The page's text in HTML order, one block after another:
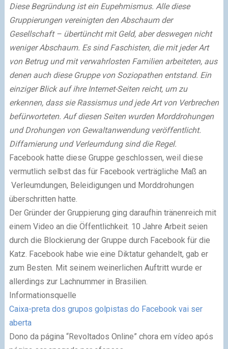
Diese Begründung ist ein Eupehmismus. Alle diese
Gruppierungen vereinigten den Abschaum der
Gesellschaft – übertüncht mit Geld, aber deswegen nicht
weniger Abschaum. Es sind Faschisten, die mit jeder Art
von Betrug und mit verwahrlosten Familien arbeiteten, aus
denen auch diese Gruppe von Soziopathen entstand. Ein
einziger Blick auf ihre Internet-Seiten reicht, um zu
erkennen, dass sie Rassismus und jede Art von Verbrechen
befürworteten. Auf diesen Seiten wurden Morddrohungen
und Drohungen von Gewaltanwendung veröffentlicht.
Diffamierung und Verleumdung sind die Regel.
Facebook hatte diese Gruppe geschlossen, weil diese
vermutlich selbst das für Facebook verträgliche Maß an
Verleumdungen, Beleidigungen und Morddrohungen
überschritten hatte.
Der Gründer der Gruppierung ging daraufhin tränenreich mit
einem Video an die Öffentlichkeit. 10 Jahre Arbeit seien
durch die Blockierung der Gruppe durch Facebook für die
Katz. Facebook habe wie eine Diktatur gehandelt, gab er
zum Besten. Mit seinem weinerlichen Auftritt wurde er
allerdings zur Lachnummer in Brasilien.
Informationsquelle
Caixa-preta dos grupos golpistas do Facebook vai ser
aberta
Dono da página “Revoltados Online” chora em vídeo após